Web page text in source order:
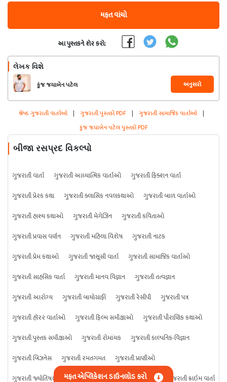
મફત વાંચો
આ પુસ્તકને શેર કરો:
લેખક વિશે
કુંજ જયાબેન પટેલ અનુસરો
શ્રેષ્ઠ ગુજરાતી વાર્તાઓ | ગુજરાતી પુસ્તકો PDF | ગુજરાતી સામાજિક વાર્તાઓ |
કુંજ જયાબેન પટેલ પુસ્તકો PDF
બીજા રસપ્રદ વિકલ્પો
ગુજરાતી વાર્તા ગુજરાતી આધ્યાત્મિક વાર્તાઓ
ગુજરાતી ફિક્શન વાર્તા
ગુજરાતી પ્રેરક કથા
ગુજરાતી ક્લાસિક નવલકથાઓ
ગુજરાતી બાળ વાર્તાઓ
ગુજરાતી હાસ્ય કથાઓ
ગુજરાતી મેગેઝિન
ગુજરાતી કવિતાઓ
ગુજરાતી પ્રવાસ વર્ણન
ગુજરાતી મહિલા વિશેષ
ગુજરાતી નાટક
ગુજરાતી પ્રેમ કથાઓ
ગુજરાતી જાસૂસી વાર્તા
ગુજરાતી સામાજિક વાર્તાઓ
ગુજરાતી સાહસિક વાર્તા
ગુજરાતી માનવ વિજ્ઞાન
ગુજરાતી તત્વજ્ઞાન
ગુજરાતી આરોગ્ય
ગુજરાતી બાયોગ્રાફી ગુજરાતી રેસીપી
ગુજરાતી પત્ર
ગુજરાતી હૉરર વાર્તાઓ
ગુજરાતી ફિલ્મ સમીક્ષાઓ
ગુજરાતી પૌરાણિક કથાઓ
ગુજરાતી પુસ્તક સમીક્ષાઓ
ગુજરાતી રોમાંચક
ગુજરાતી કાલ્પનિક-વિજ્ઞાન
ગુજરાતી બિઝનેસ
ગુજરાતી રમતગમત
ગુજરાતી પ્રાણીઓ
ગુજરાતી જ્યોતિષશાસ્ત્ર
ગુજરાતી વિજ્ઞાન ગુજરાતી કંઈપણ ગુજરાતી ક્રાઇમ વાર્તા
મફત એપ્લિકેશન ડાઉનલોડ કરો